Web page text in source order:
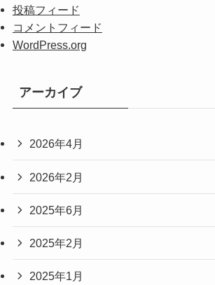
投稿フィード
コメントフィード
WordPress.org
アーカイブ
2026年4月
2026年2月
2025年6月
2025年2月
2025年1月